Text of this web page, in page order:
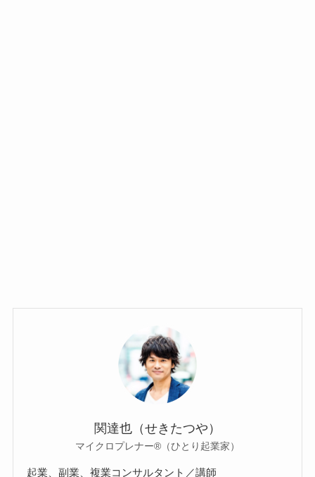
関達也（せきたつや）
マイクロプレナー®（ひとり起業家）
起業、副業、複業コンサルタント／講師